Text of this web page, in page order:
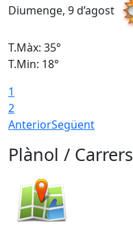
Diumenge, 9 d’agost
T.Màx: 35°
T.Min: 18°
1
2
AnteriorSegüent
Plànol / Carrers